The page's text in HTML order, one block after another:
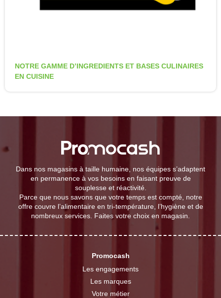
NOTRE GAMME D’INGREDIENTS ET BASES CULINAIRES
EN CUISINE
Dans nos magasins à taille humaine, nos équipes s’adaptent
en permanence à vos besoins en faisant preuve de
souplesse et réactivité.
Parce que nous savons que votre temps est compté, notre
offre couvre l’alimentaire en tri-température, l’hygiène et de
nombreux services. Faites votre choix en magasin.
Promocash
Les engagements
Les marques
Votre métier